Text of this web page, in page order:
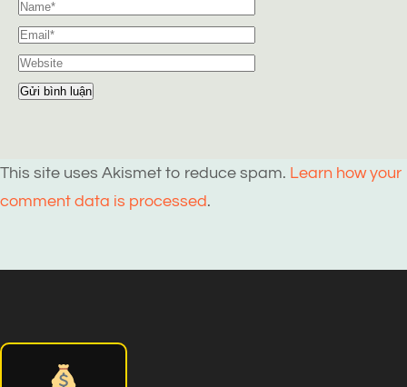
This site uses Akismet to reduce spam. Learn how your
comment data is processed.